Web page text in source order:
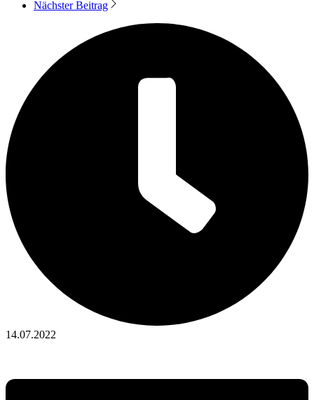
Nächster Beitrag
14.07.2022